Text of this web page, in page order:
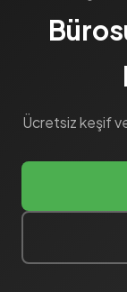
Ücretsiz keşif